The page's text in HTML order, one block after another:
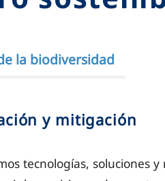
la biodiversidad
y mitigación
tecnologías, soluciones y